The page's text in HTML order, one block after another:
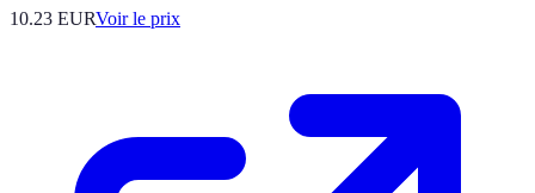
10.23 EURVoir le prix